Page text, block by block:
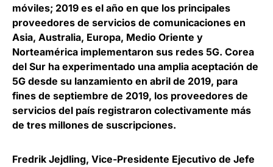
móviles; 2019 es el año en que los principales
proveedores de servicios de comunicaciones en
Asia, Australia, Europa, Medio Oriente y
Norteamérica implementaron sus redes 5G. Corea
del Sur ha experimentado una amplia aceptación de
5G desde su lanzamiento en abril de 2019, para
fines de septiembre de 2019, los proveedores de
servicios del país registraron colectivamente más
de tres millones de suscripciones.
Fredrik Jejdling, Vice-Presidente Ejecutivo de Jefe